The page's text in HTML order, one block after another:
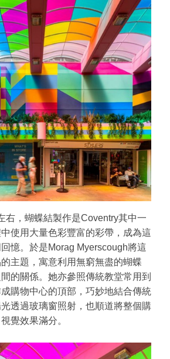
右，蝴蝶結製作是Coventry其中一
使用大量色彩豐富的彩帶，成為這
憶。於是Morag Myerscough將這
主題，寓意利用無窮無盡的蝴蝶
的關係。她亦參照傳統教堂常用到
購物中心的頂部，巧妙地結合傳統
透過玻璃窗照射，也順道將整個購
覺效果滿分。